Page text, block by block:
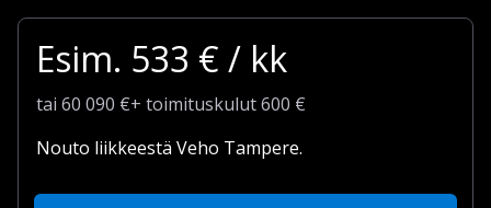
Esim. 533 € / kk
tai 60 090 €+ toimituskulut600 €
Nouto liikkeestä Veho Tampere.